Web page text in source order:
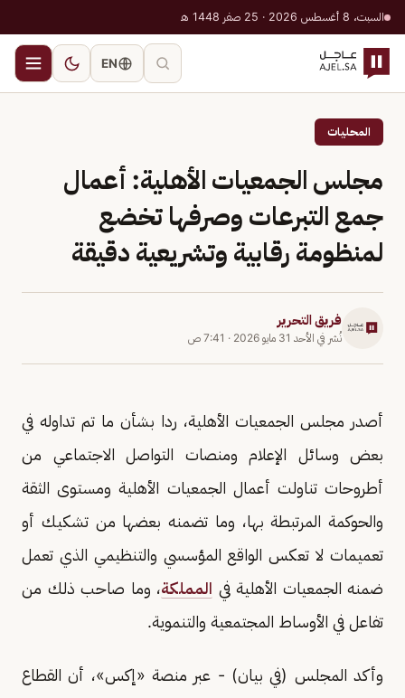
السبت، 8 أغسطس 2026 · 25 صفر 1448 هـ
EN
المحليات
مجلس الجمعيات الأهلية: أعمال
جمع التبرعات وصرفها تخضع
لمنظومة رقابية وتشريعية دقيقة
فريق التحرير
نُشر في الأحد 31 مايو 2026 · 7:41 ص
أصدر مجلس الجمعيات الأهلية، ردا بشأن ما تم تداوله في
بعض وسائل الإعلام ومنصات التواصل الاجتماعي من
أطروحات تناولت أعمال الجمعيات الأهلية ومستوى الثقة
والحوكمة المرتبطة بها، وما تضمنه بعضها من تشكيك أو
تعميمات لا تعكس الواقع المؤسسي والتنظيمي الذي تعمل
ضمنه الجمعيات الأهلية في المملكة، وما صاحب ذلك من
تفاعل في الأوساط المجتمعية والتنموية.
وأكد المجلس (في بيان) - عبر منصة «إكس»، أن القطاع